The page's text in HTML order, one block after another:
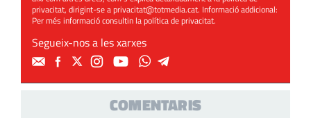
privacitat, dirigint-se aprivacitat@totmedia.cat. Informació addicional:
Per més informació consultin lapolítica de privacitat.
Segueix-nos a les xarxes
COMENTARIS